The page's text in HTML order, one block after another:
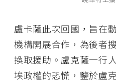
盧卡薩此次回國，旨在
機構開展合作，為後者
換取援助。盧克薩一行
埃政權的恐慌，鑒於盧